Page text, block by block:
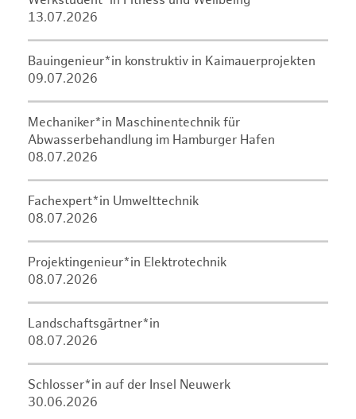
13.07.2026
Bauingenieur*in konstruktiv in Kaimauerprojekten
09.07.2026
Mechaniker*in Maschinentechnik für
Abwasserbehandlung im Hamburger Hafen
08.07.2026
Fachexpert*in Umwelttechnik
08.07.2026
Projektingenieur*in Elektrotechnik
08.07.2026
Landschaftsgärtner*in
08.07.2026
Schlosser*in auf der Insel Neuwerk
30.06.2026